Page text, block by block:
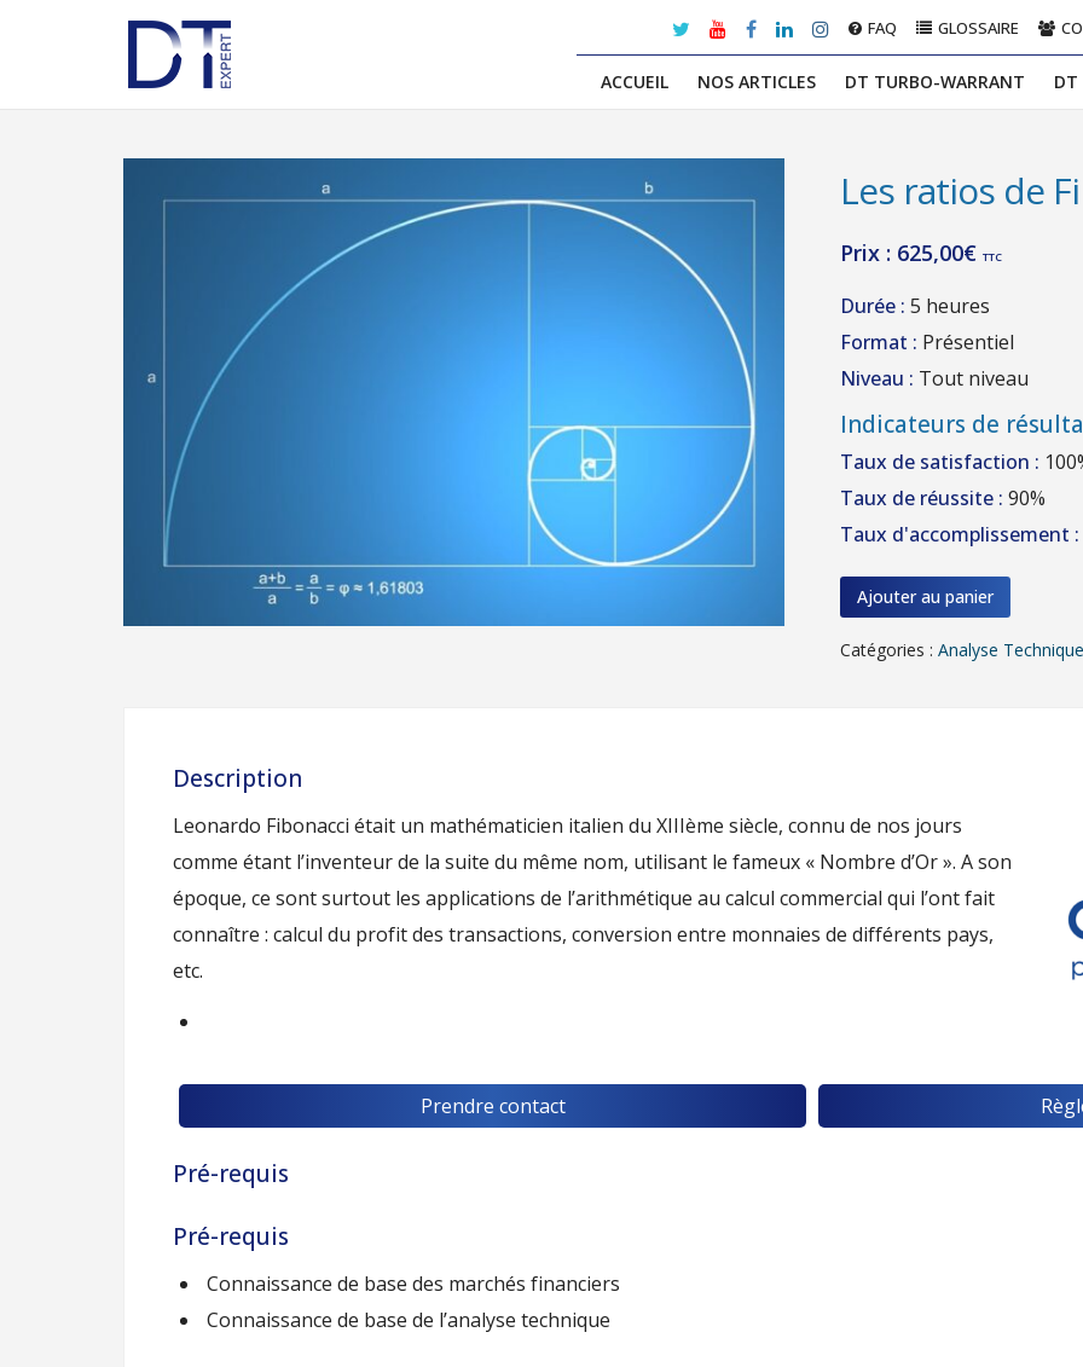
ACCUEIL NOS ARTICLES DT TURBO-WARRANT DT
FAQ GLOSSAIRE
Les ratios de
Prix : 625,00€ TTC
Durée : 5 heures
Format : Présentiel
Niveau : Tout niveau
Indicateurs de
Taux de satisfaction :
Taux de réussite : 90%
Taux d'accomplissement :
Ajouter au panier
Catégories : Analyse Technique
Description
Leonardo Fibonacci était un mathématicien italien du XIIIème siècle, connu de nos jours
comme étant l’inventeur de la suite du même nom, utilisant le fameux « Nombre d’Or ». A son
époque, ce sont surtout les applications de l’arithmétique au calcul commercial qui l’ont fait
connaître : calcul du profit des transactions, conversion entre monnaies de différents pays,
etc.
Prendre contact
Pré-requis
Pré-requis
Connaissance de base des marchés financiers
Connaissance de base de l’analyse technique